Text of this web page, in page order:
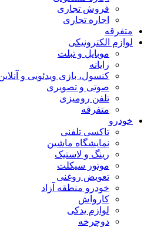
فروش تجاری
اجاره تجاری
متفرقه
لوازم الکترونیکی
موبایل و تبلت
رایانه
کنسول، بازی‌ ویدئویی و آنلاین
صوتی و تصویری
تلفن رومیزی
متفرقه
خودرو
تاکسی تلفنی
نمایشگاه ماشین
رینگ و لاستیک
موتور سیکلت
تعویض روغنی
خودرو منطقه آزاد
کارواش
لوازم یدکی
دوچرخه